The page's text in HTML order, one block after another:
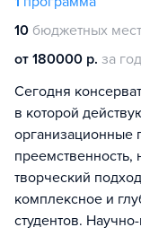
10 бюджетных мест
от 180000 р. за год
Сегодня
в которой
организационные
преемственность,
творческий
комплексное и
студентов.